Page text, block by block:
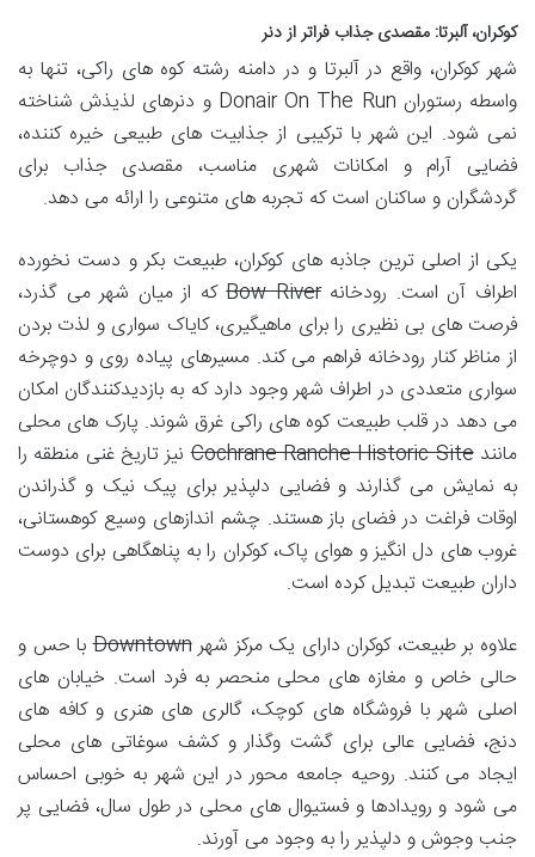
کوکران، آلبرتا: مقصدی جذاب فراتر از دنر
شهر کوکران، واقع در آلبرتا و در دامنه رشته کوه های راکی، تنها به
واسطه رستوران Donair On The Run و دنرهای لذیذش شناخته
نمی شود. این شهر با ترکیبی از جذابیت های طبیعی خیره کننده،
فضایی آرام و امکانات شهری مناسب، مقصدی جذاب برای
گردشگران و ساکنان است که تجربه های متنوعی را ارائه می دهد.
یکی از اصلی ترین جاذبه های کوکران، طبیعت بکر و دست نخورده
اطراف آن است. رودخانهBow Riverکه از میان شهر می گذرد،
فرصت های بی نظیری را برای ماهیگیری، کایاک سواری و لذت بردن
از مناظر کنار رودخانه فراهم می کند. مسیرهای پیاده روی و دوچرخه
سواری متعددی در اطراف شهر وجود دارد که به بازدیدکنندگان امکان
می دهد در قلب طبیعت کوه های راکی غرق شوند. پارک های محلی
مانندCochrane Ranche Historic Siteنیز تاریخ غنی منطقه را
به نمایش می گذارند و فضایی دلپذیر برای پیک نیک و گذراندن
اوقات فراغت در فضای باز هستند. چشم اندازهای وسیع کوهستانی،
غروب های دل انگیز و هوای پاک، کوکران را به پناهگاهی برای دوست
داران طبیعت تبدیل کرده است.
علاوه بر طبیعت، کوکران دارای یک مرکز شهرDowntownبا حس و
حالی خاص و مغازه های محلی منحصر به فرد است. خیابان های
اصلی شهر با فروشگاه های کوچک، گالری های هنری و کافه های
دنج، فضایی عالی برای گشت وگذار و کشف سوغاتی های محلی
ایجاد می کنند. روحیه جامعه محور در این شهر به خوبی احساس
می شود و رویدادها و فستیوال های محلی در طول سال، فضایی پر
جنب وجوش و دلپذیر را به وجود می آورند.